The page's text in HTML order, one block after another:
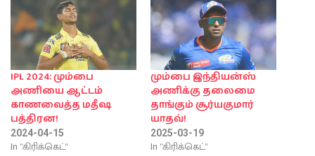
IPL 2024: மும்பை
அணியை ஆட்டம்
காணவைத்த மதீஷ
பத்திரன!
2024-04-15
In "கிரிக்கெட்"
மும்பை இந்தியன்ஸ்
அணிக்கு தலைமை
தாங்கும் சூர்யகுமார்
யாதவ்!
2025-03-19
In "கிரிக்கெட்"